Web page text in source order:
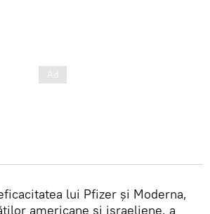
lui Pfizer și Moderna,
americane și israeliene, a